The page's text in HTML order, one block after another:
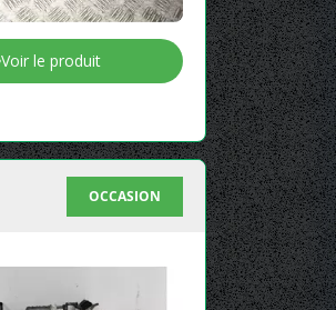
Voir le produit
OCCASION